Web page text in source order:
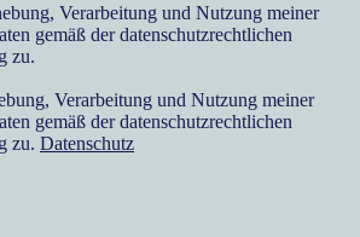
Verarbeitung und Nutzung meiner
gemäß der datenschutzrechtlichen
zu.
Verarbeitung und Nutzung meiner
gemäß der datenschutzrechtlichen
zu. Datenschutz